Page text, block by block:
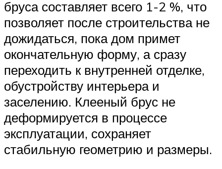
бруса составляет всего 1-2 %, что
позволяет после строительства не
дожидаться, пока дом примет
окончательную форму, а сразу
переходить к внутренней отделке,
обустройству интерьера и
заселению. Клееный брус не
деформируется в процессе
эксплуатации, сохраняет
стабильную геометрию и размеры.